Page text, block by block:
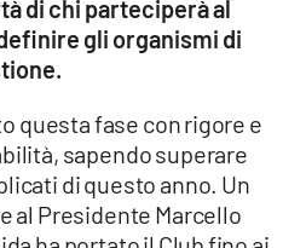
di chi parteciperà al
gli organismi di
questa fase con rigore e
sapendo superare
di questo anno. Un
al Presidente Marcello